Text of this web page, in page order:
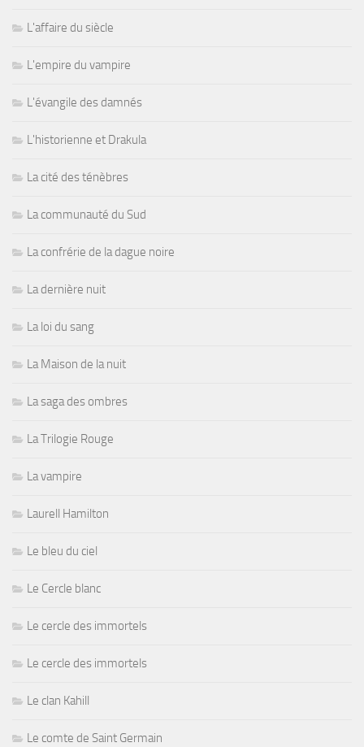
L'affaire du siècle
L'empire du vampire
L'évangile des damnés
L'historienne et Drakula
La cité des ténèbres
La communauté du Sud
La confrérie de la dague noire
La dernière nuit
La loi du sang
La Maison de la nuit
La saga des ombres
La Trilogie Rouge
La vampire
Laurell Hamilton
Le bleu du ciel
Le Cercle blanc
Le cercle des immortels
Le cercle des immortels
Le clan Kahill
Le comte de Saint Germain